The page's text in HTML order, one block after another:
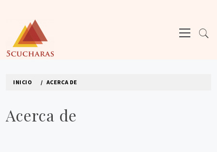
contenido
principal
INICIO ACERCA DE
Acerca de